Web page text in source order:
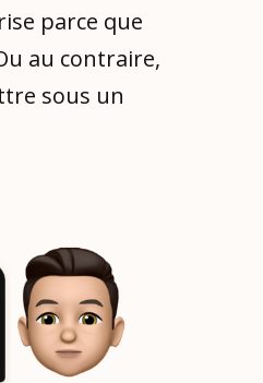
parce que
au contraire,
sous un